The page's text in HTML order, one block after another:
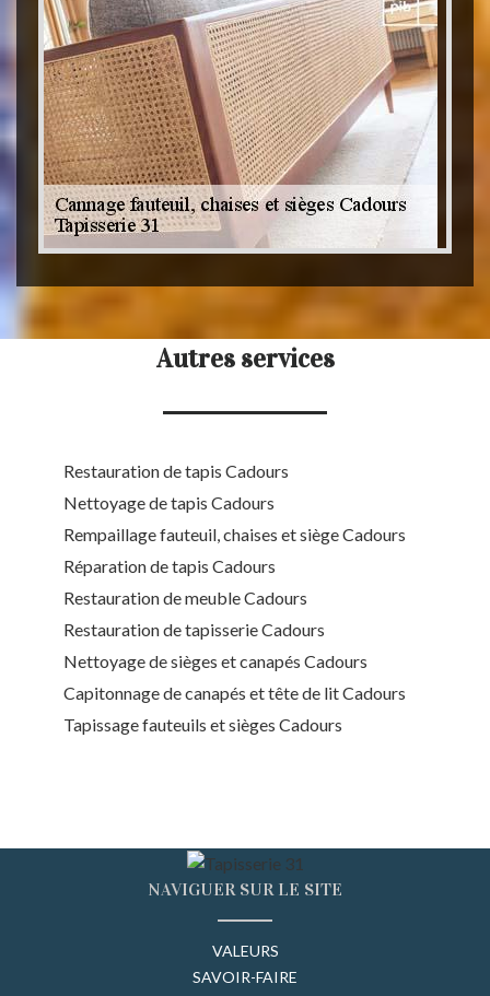
Autres services
Restauration de tapis Cadours
Nettoyage de tapis Cadours
Rempaillage fauteuil, chaises et siège Cadours
Réparation de tapis Cadours
Restauration de meuble Cadours
Restauration de tapisserie Cadours
Nettoyage de sièges et canapés Cadours
Capitonnage de canapés et tête de lit Cadours
Tapissage fauteuils et sièges Cadours
NAVIGUER SUR LE SITE
VALEURS
SAVOIR-FAIRE